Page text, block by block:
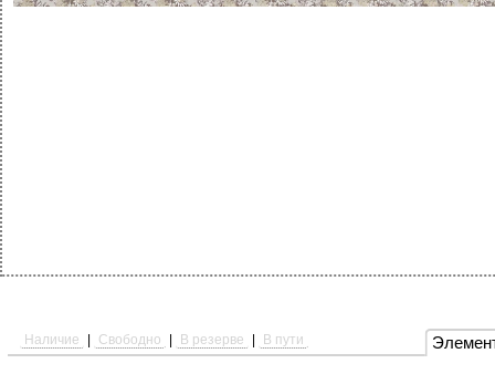
Наличие Свободно В резерве В пути